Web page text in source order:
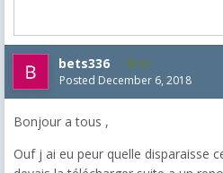
bets336 63
Posted December 6, 2018
Bonjour a tous ,
Ouf j ai eu peur quelle disparaisse